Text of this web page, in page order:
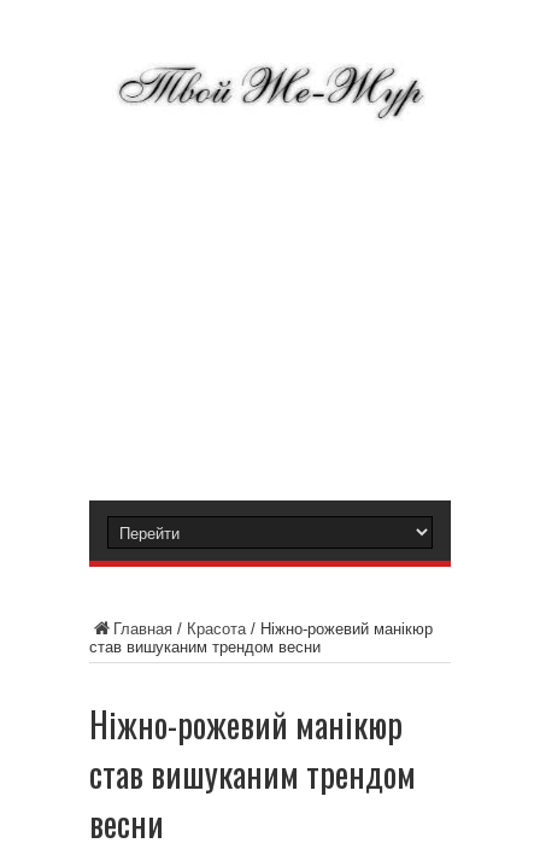
Главная / Красота/ Ніжно-рожевий манікюр
став вишуканим трендом весни
Ніжно-рожевий манікюр
став вишуканим трендом
весни